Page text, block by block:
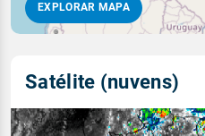
EXPLORAR MAPA
Satélite (nuvens)